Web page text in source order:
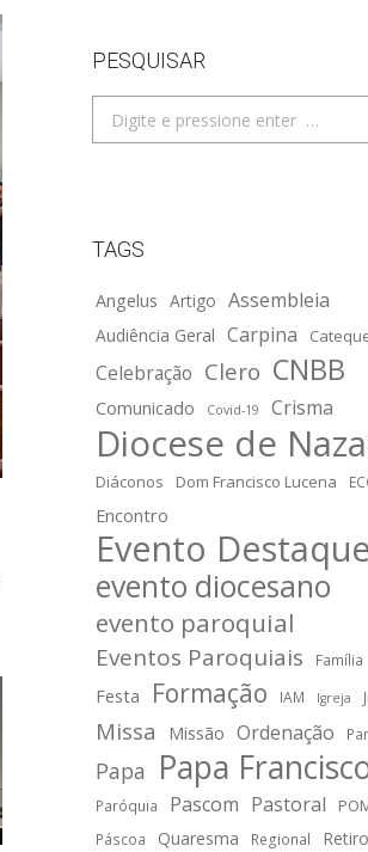
PESQUISAR
Search:
TAGS
Angelus Artigo Assembleia
Audiência Geral Carpina
Celebração Clero CNBB
Comunicado Covid-19 Crisma
Diocese de
Diáconos Dom Francisco Lucena
Encontro
Evento Destaque
evento diocesano
evento paroquial
Eventos Paroquiais Família
Festa Formação IAM Igreja
Missa Missão Ordenação
Papa Papa
Paróquia Pascom Pastoral
Páscoa Quaresma Regional Retiro